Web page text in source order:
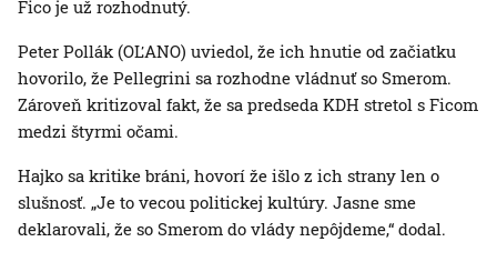
Fico je už rozhodnutý.
Peter Pollák (OĽANO) uviedol, že ich hnutie od začiatku
hovorilo, že Pellegrini sa rozhodne vládnuť so Smerom.
Zároveň kritizoval fakt, že sa predseda KDH stretol s Ficom
medzi štyrmi očami.
Hajko sa kritike bráni, hovorí že išlo z ich strany len o
slušnosť. „Je to vecou politickej kultúry. Jasne sme
deklarovali, že so Smerom do vlády nepôjdeme,“ dodal.